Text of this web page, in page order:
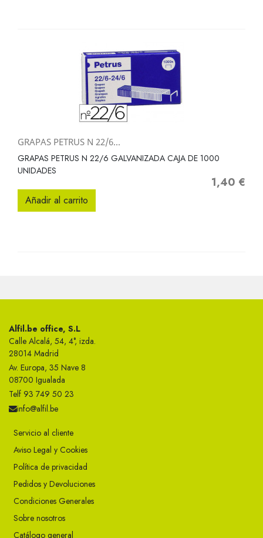
GRAPAS PETRUS N 22/6...
GRAPAS PETRUS N 22/6 GALVANIZADA CAJA DE 1000
UNIDADES
Precio
1,40 €
Añadir al carrito
Alfil.be office, S.L
Calle Alcalá, 54, 4°, izda.
28014 Madrid
Av. Europa, 35 Nave 8
08700 Igualada
Telf 93 749 50 23
info@alfil.be
Servicio al cliente
Aviso Legal y Cookies
Política de privacidad
Pedidos y Devoluciones
Condiciones Generales
Sobre nosotros
Catálogo general